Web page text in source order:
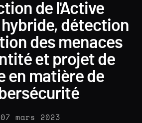
de l'Active
détection
des menaces
et projet de
en matière de
07 mars 2023